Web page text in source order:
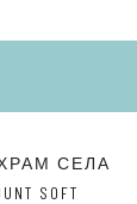
СЕЛА
SOFT